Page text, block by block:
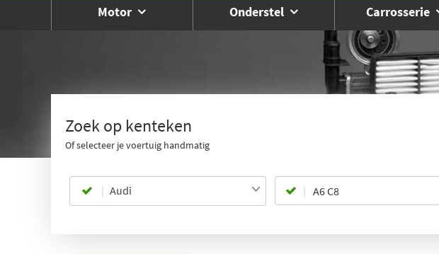
Motor Onderstel Carrosserie
Zoek op kenteken
Of selecteer je voertuig handmatig
Audi